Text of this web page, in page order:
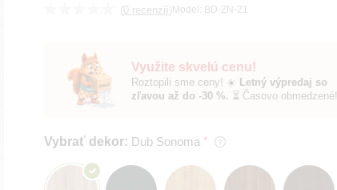
(0 recenzií) Model: BD-ZN-21
Využite skvelú cenu!
Roztopili sme ceny! ☀️ Letný výpredaj so
zľavou až do -30 %. ⏳ Časovo obmedzené!
Vybrať dekor: Dub Sonoma